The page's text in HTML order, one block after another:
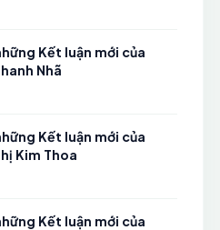
Kết luận mới của
Nhã
Kết luận mới của
Kim Thoa
Kết luận mới của